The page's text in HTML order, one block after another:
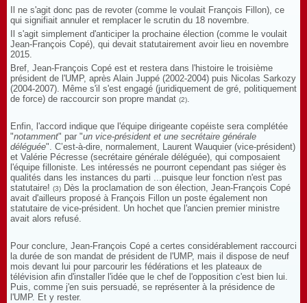
Il ne s'agit donc pas de revoter (comme le voulait François Fillon), ce
qui signifiait annuler et remplacer le scrutin du 18 novembre.
Il s'agit simplement d'anticiper la prochaine élection (comme le voulait
Jean-François Copé), qui devait statutairement avoir lieu en novembre
2015.
Bref, Jean-François Copé est et restera dans l'histoire le troisième
président de l'UMP, après Alain Juppé (2002-2004) puis Nicolas Sarkozy
(2004-2007). Même s'il s'est engagé (juridiquement de gré, politiquement
de force) de raccourcir son propre mandat (2).
Enfin, l'accord indique que l'équipe dirigeante copéiste sera complétée
"notamment" par "un vice-président et une secrétaire générale
déléguée". C’est-à-dire, normalement, Laurent Wauquier (vice-président)
et Valérie Pécresse (secrétaire générale déléguée), qui composaient
l'équipe filloniste. Les intéressés ne pourront cependant pas siéger ès
qualités dans les instances du parti ...puisque leur fonction n'est pas
statutaire! (3) Dès la proclamation de son élection, Jean-François Copé
avait d'ailleurs proposé à François Fillon un poste également non
statutaire de vice-président. Un hochet que l'ancien premier ministre
avait alors refusé.
Pour conclure, Jean-François Copé a certes considérablement raccourci
la durée de son mandat de président de l'UMP, mais il dispose de neuf
mois devant lui pour parcourir les fédérations et les plateaux de
télévision afin d'installer l'idée que le chef de l'opposition c'est bien lui.
Puis, comme j'en suis persuadé, se représenter à la présidence de
l'UMP. Et y rester.